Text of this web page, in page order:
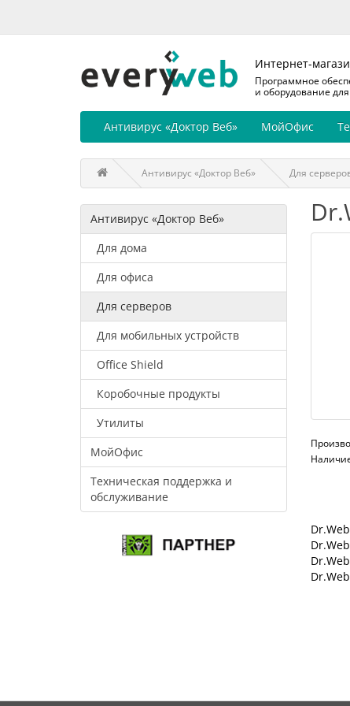
Интернет-
Программное
и оборудование
Антивирус «Доктор Веб» МойОфис
Антивирус «Доктор Веб» Для
Антивирус «Доктор Веб»
Для дома
Для офиса
Для серверов
Для мобильных устройств
Office Shield
Коробочные продукты
Утилиты
МойОфис
Техническая поддержка и
обслуживание